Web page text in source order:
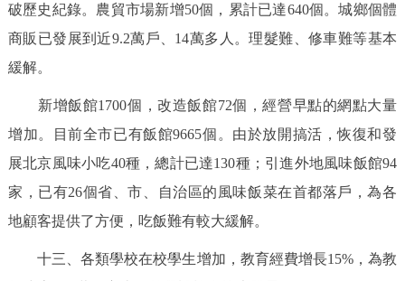
破歷史紀錄。農貿市場新增50個，累計已達640個。城鄉個體
商販已發展到近9.2萬戶、14萬多人。理髮難、修車難等基本
緩解。
新增飯館1700個，改造飯館72個，經營早點的網點大量
增加。目前全市已有飯館9665個。由於放開搞活，恢復和發
展北京風味小吃40種，總計已達130種；引進外地風味飯館94
家，已有26個省、市、自治區的風味飯菜在首都落戶，為各
地顧客提供了方便，吃飯難有較大緩解。
十三、各類學校在校學生增加，教育經費增長15%，為教